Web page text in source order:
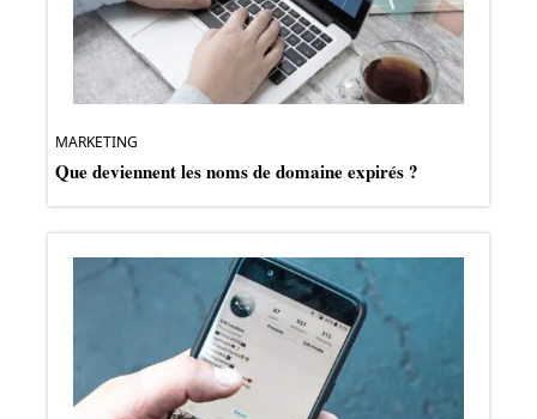
MARKETING
Que deviennent les noms de domaine expirés ?